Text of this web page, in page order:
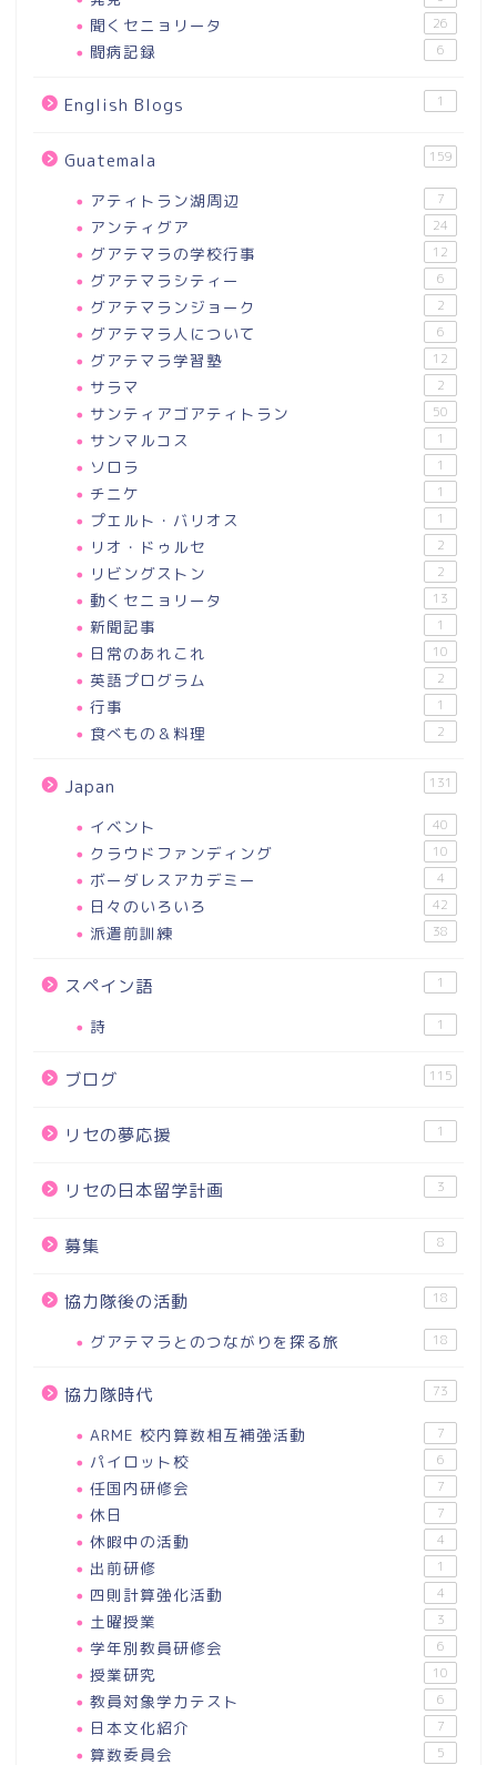
聞くセニョリータ 26
闘病記録 6
English Blogs 1
Guatemala 159
アティトラン湖周辺 7
アンティグア 24
グアテマラの学校行事 12
グアテマラシティー 6
グアテマランジョーク 2
グアテマラ人について 6
グアテマラ学習塾 12
サラマ 2
サンティアゴアティトラン 50
サンマルコス 1
ソロラ 1
チニケ 1
プエルト・バリオス 1
リオ・ドゥルセ 2
リビングストン 2
動くセニョリータ 13
新聞記事 1
日常のあれこれ 10
英語プログラム 2
行事 1
食べもの＆料理 2
Japan 131
イベント 40
クラウドファンディング 10
ボーダレスアカデミー 4
日々のいろいろ 42
派遣前訓練 38
スペイン語 1
詩 1
ブログ 115
リセの夢応援 1
リセの日本留学計画 3
募集 8
協力隊後の活動 18
グアテマラとのつながりを探る旅 18
協力隊時代 73
ARME 校内算数相互補強活動 7
パイロット校 6
任国内研修会 7
休日 7
休暇中の活動 4
出前研修 1
四則計算強化活動 4
土曜授業 3
学年別教員研修会 6
授業研究 10
教員対象学力テスト 6
日本文化紹介 7
算数委員会 5